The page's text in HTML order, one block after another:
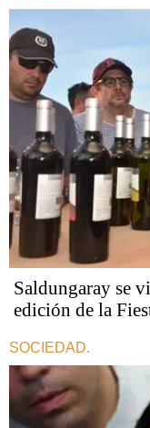
Saldungaray se
edición de la
SOCIEDAD.